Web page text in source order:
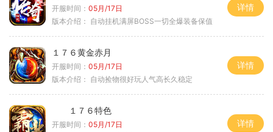
开服时间： 05月/17日
版本介绍： 自动挂机满屏BOSS一切全爆装备保值
详情
１７６黄金赤月
开服时间： 05月/17日
版本介绍： 自动捡物很好玩人气高长久稳定
详情
１７６特色
开服时间： 05月/17日
详情